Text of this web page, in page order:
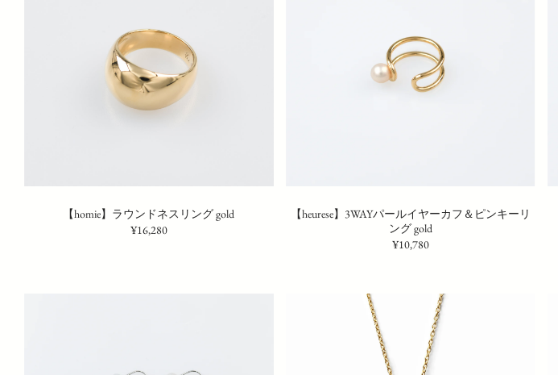
【homie】ラウンドネスリング gold
¥16,280
【heurese】3WAYパールイヤーカフ＆ピンキーリ
ング gold
¥10,780